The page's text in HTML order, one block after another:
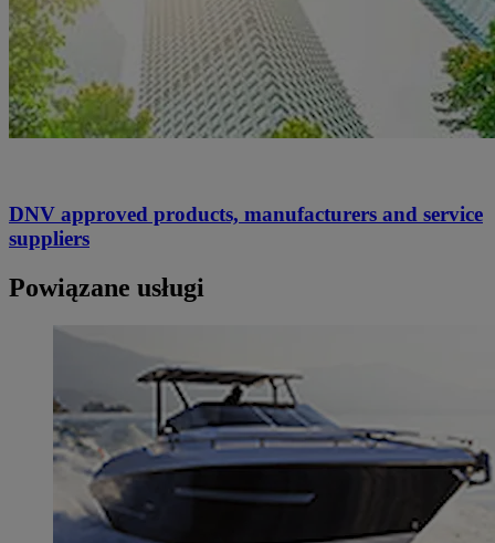
DNV approved products, manufacturers and service
suppliers
Powiązane usługi